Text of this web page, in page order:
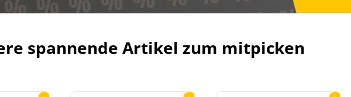
spannende Artikel zum mitpicken